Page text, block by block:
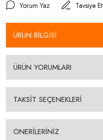
Yorum Yaz Tavsiye Et
ÜRÜN BİLGİSİ
ÜRÜN YORUMLARI
TAKSİT SEÇENEKLERİ
ÖNERİLERİNİZ